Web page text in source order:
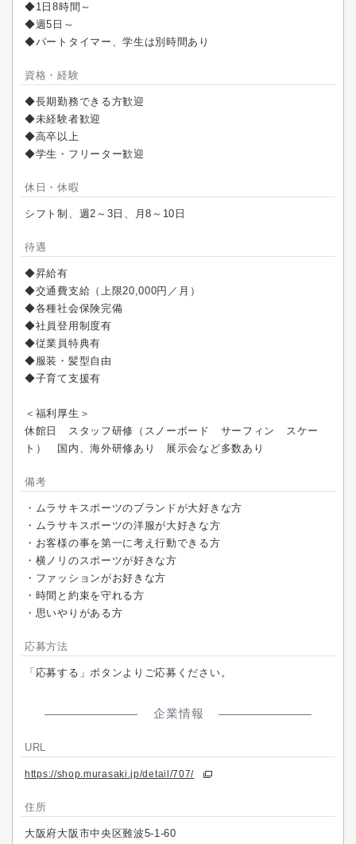
◆1日8時間～
◆週5日～
◆パートタイマー、学生は別時間あり
資格・経験
◆長期勤務できる方歓迎
◆未経験者歓迎
◆高卒以上
◆学生・フリーター歓迎
休日・休暇
シフト制、週2～3日、月8～10日
待遇
◆昇給有
◆交通費支給（上限20,000円／月）
◆各種社会保険完備
◆社員登用制度有
◆従業員特典有
◆服装・髪型自由
◆子育て支援有
＜福利厚生＞
休館日 スタッフ研修（スノーボード サーフィン スケー
ト） 国内、海外研修あり 展示会など多数あり
備考
・ムラサキスポーツのブランドが大好きな方
・ムラサキスポーツの洋服が大好きな方
・お客様の事を第一に考え行動できる方
・横ノリのスポーツが好きな方
・ファッションがお好きな方
・時間と約束を守れる方
・思いやりがある方
応募方法
「応募する」ボタンよりご応募ください。
企業情報
URL
https://shop.murasaki.jp/detail/707/
住所
大阪府大阪市中央区難波5-1-60